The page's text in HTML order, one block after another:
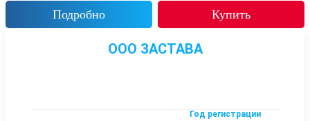
Подробно Купить
ООО ЗАСТАВА
Год регистрации